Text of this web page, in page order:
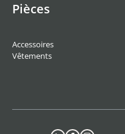
Pièces
Accessoires
Vêtements